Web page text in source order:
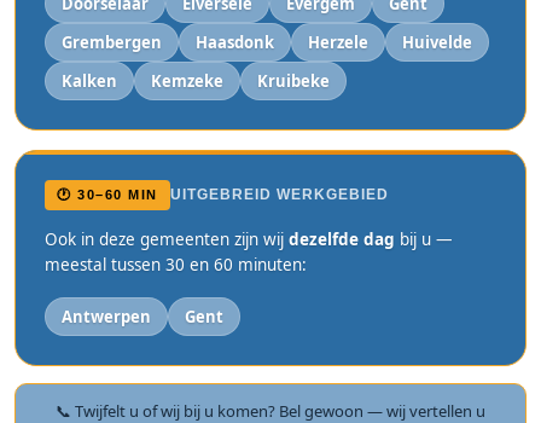
Grembergen
Haasdonk Herzele
Huivelde
Kalken
Kemzeke Kruibeke
🕐 30–60 MIN UITGEBREID WERKGEBIED
Ook in deze gemeenten zijn wij dezelfde dag bij u —
meestal tussen 30 en 60 minuten:
Antwerpen Gent
📞 Twijfelt u of wij bij u komen? Bel gewoon — wij vertellen u